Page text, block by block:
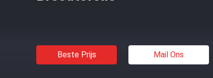
Beste Prijs Mail Ons